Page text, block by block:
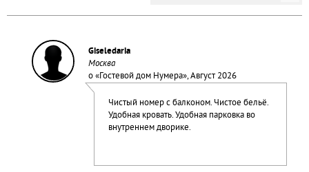
Giseledaria
Москва
о «Гостевой дом Нумера», Август 2026
Чистый номер с балконом. Чистое бельё.
Удобная кровать. Удобная парковка во
внутреннем дворике.